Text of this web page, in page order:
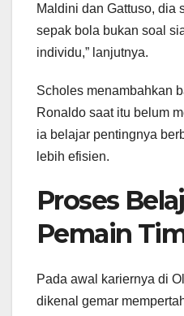
Maldini dan Gattuso, dia
sepak bola bukan soal
individu,” lanjutnya.
Scholes menambahkan
Ronaldo saat itu belum
ia belajar pentingnya
lebih efisien.
Proses
Pemain
Pada awal kariernya di
dikenal gemar